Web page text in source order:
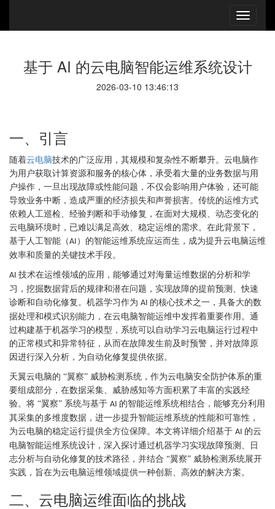
基于 AI 的云电脑智能运维系统设计
2026-03-10 13:46:13
一、引言
随着云电脑技术的广泛应用，其规模和复杂性不断攀升。云电脑作
为用户获取计算资源和服务的核心体，承受着大量的业务数据与用
户操作，一旦出现故障或性能问题，不仅会影响用户体验，还可能
导致业务中断，造成严重的经济损失和声誉损害。传统的运维方式
依赖人工巡检、经验判断和手动修复，在面对大规模、动态变化的
云电脑环境时，已难以满足高效、稳定运维的需求。在此背景下，
基于人工智能（AI ）的智能运维系统应运而生，成为提升云电脑运维
效率和质量的关键技术手段。
AI 技术在运维领域的应用，能够通过对海量运维数据的分析和学
习，挖掘数据背后的规律和潜在问题，实现故障的提前预测、快速
诊断和自动化修复。机器学习作为 AI 的核心技术之一，具备大的数
据处理和模式识别能力，在云电脑智能运维中发挥着重要作用。通
过构建基于机器学习的模型，系统可以自动学习云电脑运行过程中
的正常模式和异常特征，从而在故障发生前及时预警，并对故障原
因进行深入分析，为自动化修复提供依据。
天翼云电脑的 “翼察” 威胁检测系统，作为云电脑安全防护体系的重
要组成部分，在数据采集、威胁感知等方面积累了丰富的实践经
验。将 “翼察” 系统与基于 AI 的智能运维系统相结合，能够充分利用
其采集的多维度数据，进一步提升智能运维系统的性能和可靠性，
为云电脑的稳定运行提供全方位保障。本文将详细介绍基于 AI 的云
电脑智能运维系统设计，深入探讨通过机器学习实现故障预测、日
志分析与自动化修复的技术路径，并结合 “翼察” 威胁检测系统展开
实践，旨在为云电脑运维领域提供一种创新、高效的解决方案。
二、云电脑运维面临的挑战